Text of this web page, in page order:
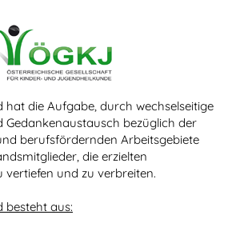
hat die Aufgabe, durch wechselseitige
bezüglich der
berufsfördernden Arbeitsgebiete
die erzielten
vertiefen und zu verbreiten.
besteht aus: